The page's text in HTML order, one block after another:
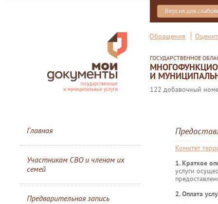
Версия для
Обращения
ГОСУДАРСТВЕННОЕ
И
122 добавочный
Главная
Участникам СВО и членам их
семей
Предварительная запись
Комитет
1. Краткое
услуги
2. Оплата